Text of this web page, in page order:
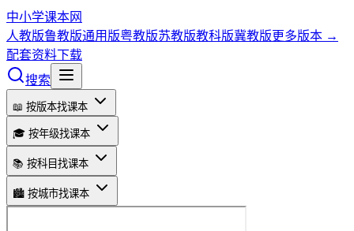
中小学课本网
人教版鲁教版通用版粤教版苏教版教科版冀教版更多版本 →
配套资料下载
搜索
📖 按版本找课本
🎓 按年级找课本
📚 按科目找课本
🏙️ 按城市找课本